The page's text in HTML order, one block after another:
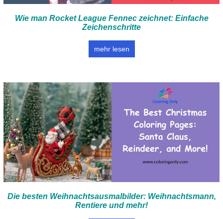
Wie man Rocket League Fennec zeichnet: Einfache
Zeichenschritte
mehr lesen
Die besten Weihnachtsausmalbilder: Weihnachtsmann,
Rentiere und mehr!